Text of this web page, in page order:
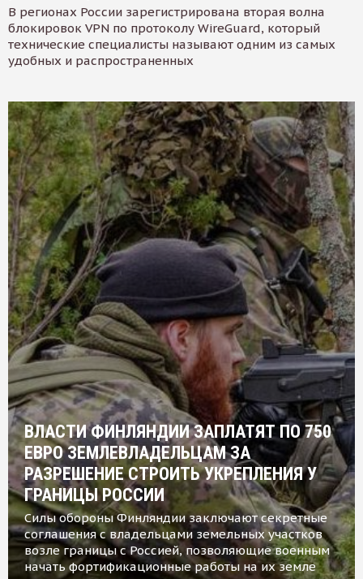
В регионах России зарегистрирована вторая волна
блокировок VPN по протоколу WireGuard, который
технические специалисты называют одним из самых
удобных и распространенных
ВЛАСТИ ФИНЛЯНДИИ ЗАПЛАТЯТ ПО 750
ЕВРО ЗЕМЛЕВЛАДЕЛЬЦАМ ЗА
РАЗРЕШЕНИЕ СТРОИТЬ УКРЕПЛЕНИЯ У
ГРАНИЦЫ РОССИИ
Силы обороны Финляндии заключают секретные
соглашения с владельцами земельных участков
возле границы с Россией, позволяющие военным
начать фортификационные работы на их земле